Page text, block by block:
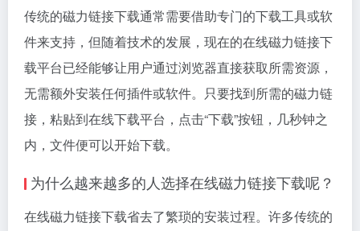
传统的磁力链接下载通常需要借助专门的下载工具或软
件来支持，但随着技术的发展，现在的在线磁力链接下
载平台已经能够让用户通过浏览器直接获取所需资源，
无需额外安装任何插件或软件。只要找到所需的磁力链
接，粘贴到在线下载平台，点击“下载”按钮，几秒钟之
内，文件便可以开始下载。
为什么越来越多的人选择在线磁力链接下载呢？
在线磁力链接下载省去了繁琐的安装过程。许多传统的